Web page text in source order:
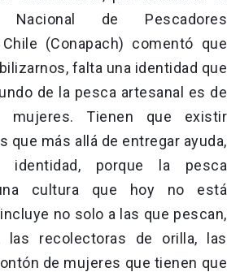
Nacional de Pescadores
(Conapach) comentó que
falta una identidad que
de la pesca artesanal es de
mujeres. Tienen que existir
que más allá de entregar ayuda,
identidad, porque la pesca
cultura que hoy no está
no solo a las que pescan,
las recolectoras de orilla, las
de mujeres que tienen que